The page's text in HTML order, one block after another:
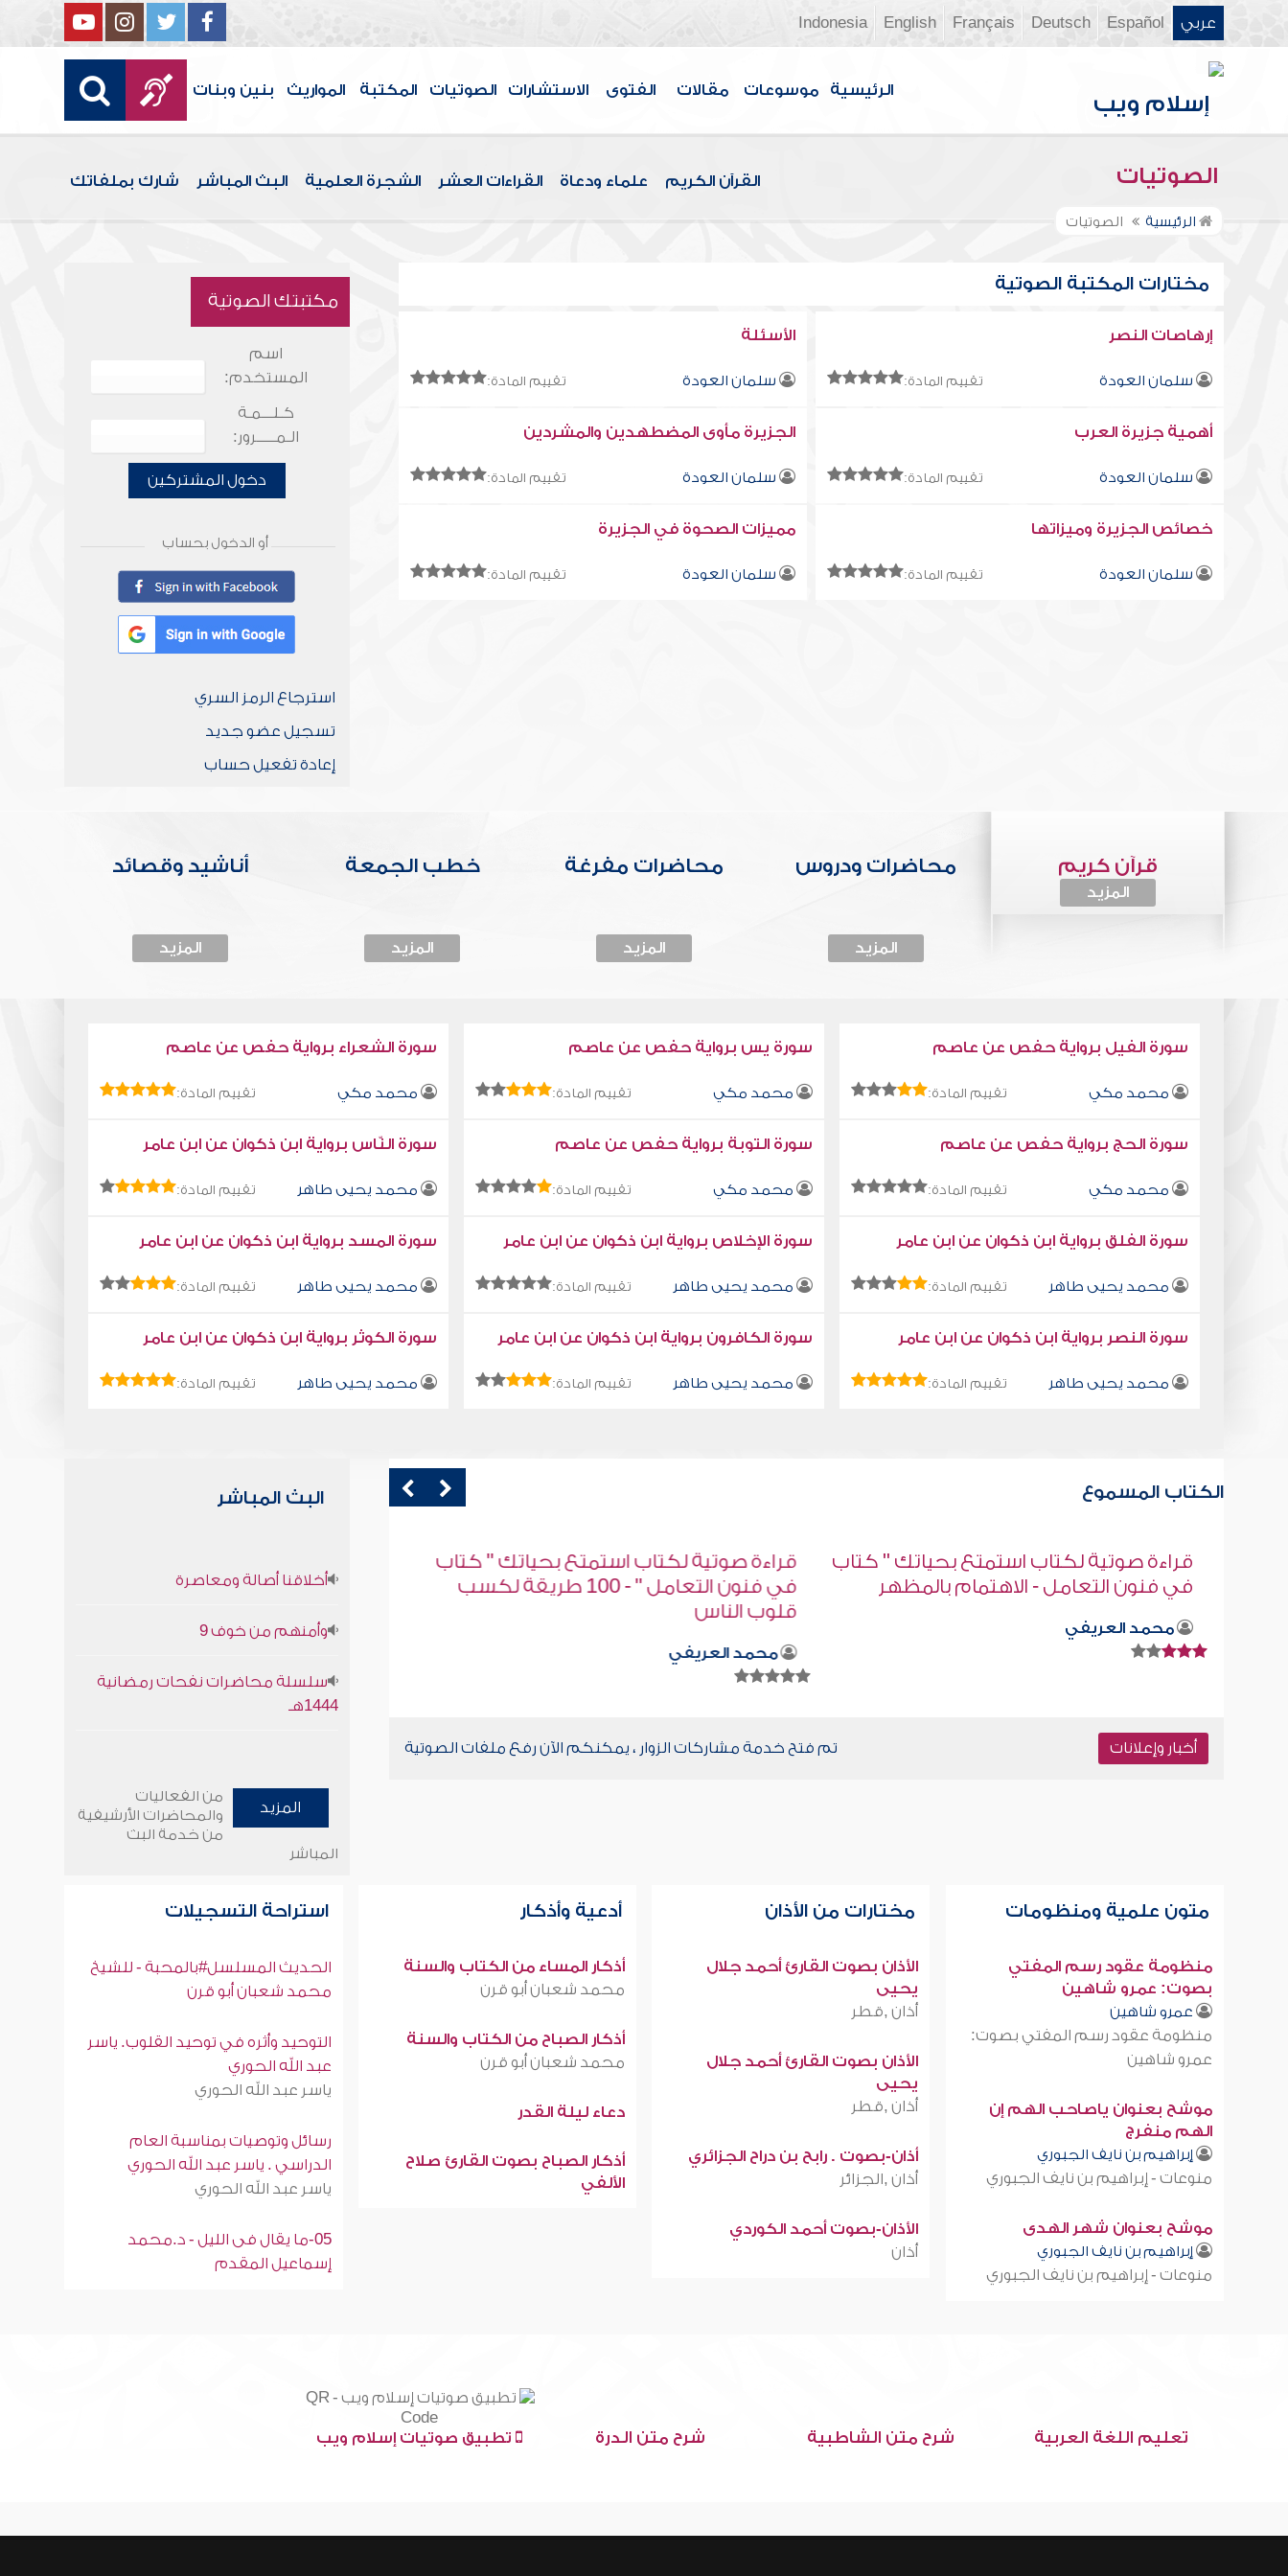
عربي Español
Deutsch
Français
English
Indonesia
الرئيسية موسوعات مقالات الفتوى الاستشارات الصوتيات المكتبة المواريث بنين وبنات
الصوتيات القرآن الكريم علماء ودعاة القراءات العشر الشجرة العلمية البث المباشر شارك بملفاتك
الرئيسية الصوتيات
مختارات المكتبة الصوتية
إرهاصات النصر
سلمان العودة تقييم المادة:
الأسئلة
سلمان العودة تقييم المادة:
أهمية جزيرة العرب
سلمان العودة تقييم المادة:
الجزيرة مأوى المضطهدين والمشردين
سلمان العودة تقييم المادة:
خصائص الجزيرة وميزاتها
سلمان العودة تقييم المادة:
مميزات الصحوة في الجزيرة
سلمان العودة تقييم المادة:
مكتبتك الصوتية
اسم
المستخدم:
كـلـــمـة
الـمـــــرور:
دخول المشتركين
أو الدخول بحساب
استرجاع الرمز السري
تسجيل عضو جديد
إعادة تفعيل حساب
قرآن كريم
المزيد
محاضرات ودروس
المزيد
محاضرات مفرغة
المزيد
خطب الجمعة
المزيد
أناشيد وقصائد
المزيد
سورة الفيل برواية حفص عن عاصم
محمد مكي تقييم المادة:
سورة يس برواية حفص عن عاصم
محمد مكي تقييم المادة:
سورة الشعراء برواية حفص عن عاصم
محمد مكي تقييم المادة:
سورة الحج برواية حفص عن عاصم
محمد مكي تقييم المادة:
سورة التوبة برواية حفص عن عاصم
محمد مكي تقييم المادة:
سورة النّاس برواية ابن ذكوان عن ابن عامر
محمد يحيى طاهر تقييم المادة:
سورة الفلق برواية ابن ذكوان عن ابن عامر
محمد يحيى طاهر تقييم المادة:
سورة الإخلاص برواية ابن ذكوان عن ابن عامر
محمد يحيى طاهر تقييم المادة:
سورة المسد برواية ابن ذكوان عن ابن عامر
محمد يحيى طاهر تقييم المادة:
سورة النصر برواية ابن ذكوان عن ابن عامر
محمد يحيى طاهر تقييم المادة:
سورة الكافرون برواية ابن ذكوان عن ابن عامر
محمد يحيى طاهر تقييم المادة:
سورة الكوثر برواية ابن ذكوان عن ابن عامر
محمد يحيى طاهر تقييم المادة:
الكتاب المسموع
قراءة صوتية لكتاب استمتع بحياتك " كتاب
في فنون التعامل - الاهتمام بالمظهر
محمد العريفي
قراءة صوتية لكتاب استمتع بحياتك " كتاب
في فنون التعامل " - 100 طريقة لكسب
قلوب الناس
محمد العريفي
أخبار وإعلانات تم فتح خدمة مشاركات الزوار ، يمكنكم الآن رفع ملفات الصوتية
البث المباشر
أخلاقنا أصالة ومعاصرة
وأمنهم من خوف 9
سلسلة محاضرات نفحات رمضانية
1444هـ
المزيد
من الفعاليات
والمحاضرات الأرشيفية
من خدمة البث
المباشر
متون علمية ومنظومات
منظومة عقود رسم المفتي
بصوت: عمرو شاهين
عمرو شاهين
منظومة عقود رسم المفتي بصوت:
عمرو شاهين
موشح بعنوان ياصاحب الهم إن
الهم منفرج
إبراهيم بن نايف الجبوري
منوعات - إبراهيم بن نايف الجبوري
موشح بعنوان شهر الهدى
إبراهيم بن نايف الجبوري
منوعات - إبراهيم بن نايف الجبوري
مختارات من الأذان
الأذان بصوت القارئ أحمد جلال
يحيى
أذان ,قطر
الأذان بصوت القارئ أحمد جلال
يحيى
أذان ,قطر
أذان-بصوت . رابح بن دراح الجزائري
أذان ,الجزائر
الأذان-بصوت أحمد الكوردي
أذان
أدعية وأذكار
أذكار المساء من الكتاب والسنة
محمد شعبان أبو قرن
أذكار الصباح من الكتاب والسنة
محمد شعبان أبو قرن
دعاء ليلة القدر
أذكار الصباح بصوت القارئ صلاح
الألفي
استراحة التسجيلات
الحديث المسلسل#بالمحبة - للشيخ
محمد شعبان أبو قرن
التوحيد وأثره في توحيد القلوب. ياسر
عبد الله الحوري
ياسر عبد الله الحوري
رسائل وتوصيات بمناسبة العام
الدراسي . ياسر عبد الله الحوري
ياسر عبد الله الحوري
05-ما يقال فى الليل - د.محمد
إسماعيل المقدم
تعليم اللغة العربية شرح متن الشاطبية شرح متن الدرة تطبيق صوتيات إسلام ويب